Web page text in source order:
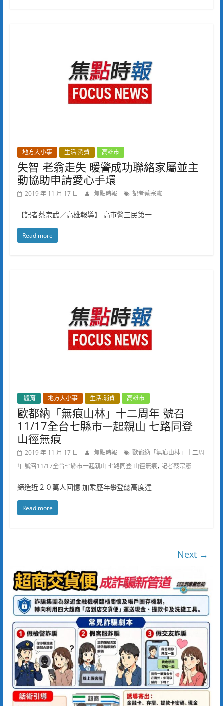
地方大小事 生活.消費 高雄市
失智 老翁走失 暖警成功聯絡家屬並主
動協助申請愛心手環
2019 年 11 月 17 日 焦點時報 記者蔡宗憲
【記者蔡宗武／高雄報導】 高市警三民第一
Read more
.體育 地方大小事 生活.消費 高雄市
歐都納「無痕山林」十二周年 號召
11/17全台七縣市一起親山 七路同登
山徑無痕
2019 年 11 月 17 日 焦點時報
歐都納「無痕山林」十二周
年 號召11/17全台七縣市一起親山 七路同登 山徑無痕, 記者蔡宗憲
締造近２０萬人回憶 加乘歷年攀登總高度達
Read more
Next →